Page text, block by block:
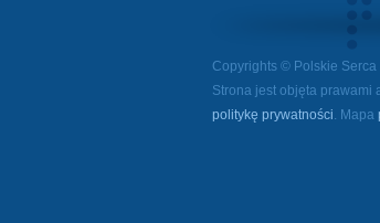
Copyrights © Polskie Serca
Strona jest objęta prawami
politykę prywatności. Mapa